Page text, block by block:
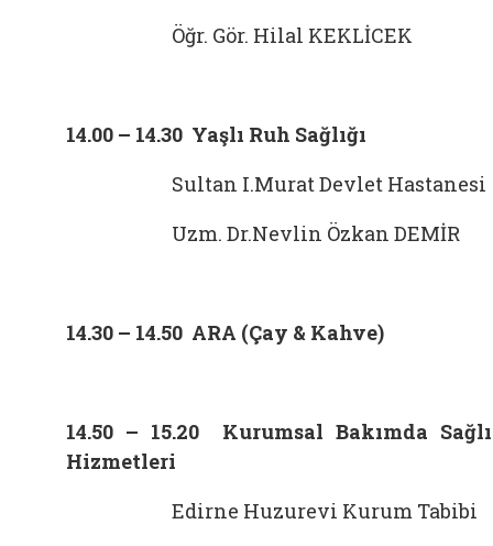
Öğr. Gör. Hilal KEKLİCEK
14.00 – 14.30 Yaşlı Ruh Sağlığı
Sultan I.Murat Devlet Hastanesi
Uzm. Dr.Nevlin Özkan DEMİR
14.30 – 14.50 ARA (Çay & Kahve)
14.50 – 15.20 Kurumsal Bakımda
Hizmetleri
Edirne Huzurevi Kurum Tabibi